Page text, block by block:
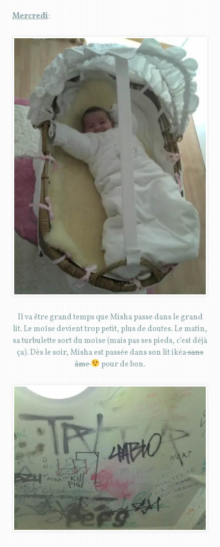
Mercredi:
Il va être grand temps que Misha passe dans le grand
lit. Le moïse devient trop petit, plus de doutes. Le matin,
sa turbulette sort du moïse (mais pas ses pieds, c’est déjà
ça). Dès le soir, Misha est passée dans son lit ikéasans
âme
pour de bon.